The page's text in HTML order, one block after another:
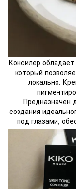
Консилер
который
локально.
Предназначен
создания
под глазами,